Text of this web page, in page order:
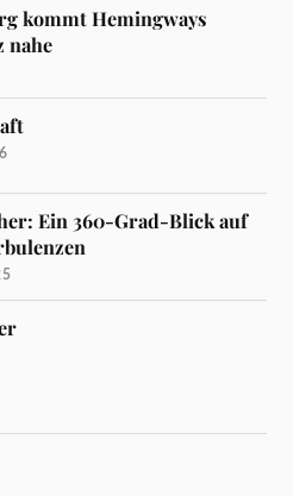
kommt Hemingways
nahe
Ein 360-Grad-Blick auf